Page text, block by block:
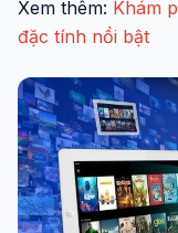
Xem thêm: Khám
đặc tính nổi bật